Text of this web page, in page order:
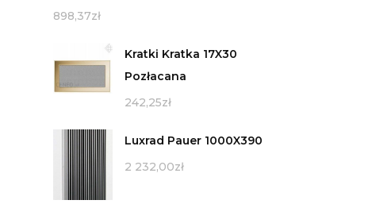
898,37zł
Kratki Kratka 17X30
Pozłacana
242,25zł
Luxrad Pauer 1000X390
2 232,00zł